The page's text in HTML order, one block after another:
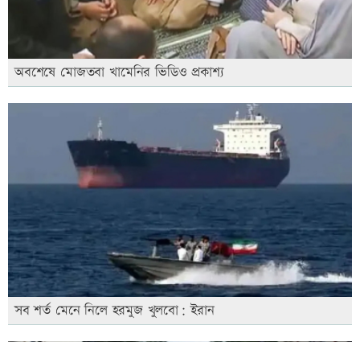
অবশেষে মোজতবা খামেনির ভিডিও প্রকাশ্য
সব শর্ত মেনে নিলে হরমুজ খুলবো: ইরান